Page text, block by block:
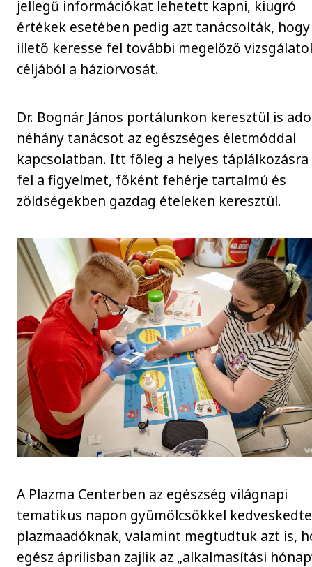
jellegű információkat lehetett kapni, kiugró
értékek esetében pedig azt tanácsolták, hogy
illető keresse fel további megelőző
céljából a háziorvosát.
Dr. Bognár János portálunkon keresztül is
néhány tanácsot az egészséges életmóddal
kapcsolatban. Itt főleg a helyes
fel a figyelmet, főként fehérje tartalmú és
zöldségekben gazdag ételeken keresztül.
A Plazma Centerben az egészség világnapi
tematikus napon gyümölcsökkel
plazmaadóknak, valamint megtudtuk azt is,
egész áprilisban zajlik az „alkalmasítási